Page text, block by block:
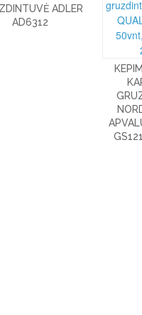
ADLER
AD6312